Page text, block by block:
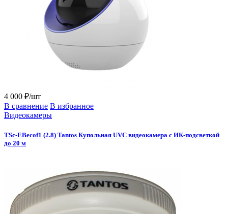
4 000 ₽/шт
В сравнение В избранное
Видеокамеры
TSc-EBecof1 (2.8) Tantos Купольная UVC видеокамера с ИК-подсветкой
до 20 м